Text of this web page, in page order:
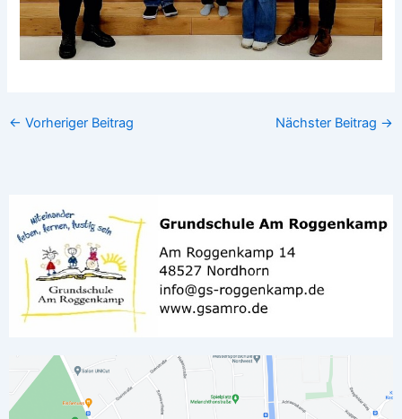
← Vorheriger Beitrag Nächster Beitrag →